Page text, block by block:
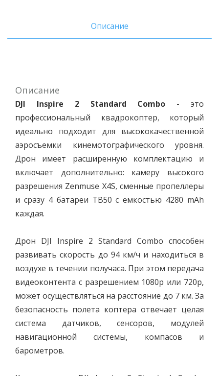
Описание
Описание
DJI Inspire 2 Standard Combo - это
профессиональный квадрокоптер, который
идеально подходит для высококачественной
аэросъемки кинемотографического уровня.
Дрон имеет расширенную комплектацию и
включает дополнительно: камеру высокого
разрешения Zenmuse X4S, сменные пропеллеры
и сразу 4 батареи TB50 с емкостью 4280 mAh
каждая.
Дрон DJI Inspire 2 Standard Combo способен
развивать скорость до 94 км/ч и находиться в
воздухе в течении получаса. При этом передача
видеоконтента с разрешением 1080p или 720p,
может осуществляться на расстояние до 7 км. За
безопасность полета коптера отвечает целая
система датчиков, сенсоров, модулей
навигационной системы, компасов и
барометров.